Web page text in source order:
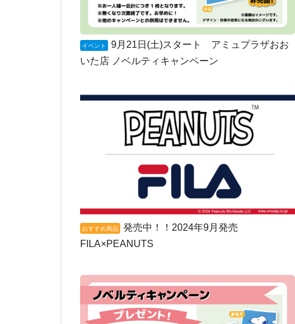
イベント
9月21日(土)スタート アミュプラザおお
いた店 ノベルティキャンペーン
おすすめ商品 発売中！！2024年9月発売
FILA×PEANUTS